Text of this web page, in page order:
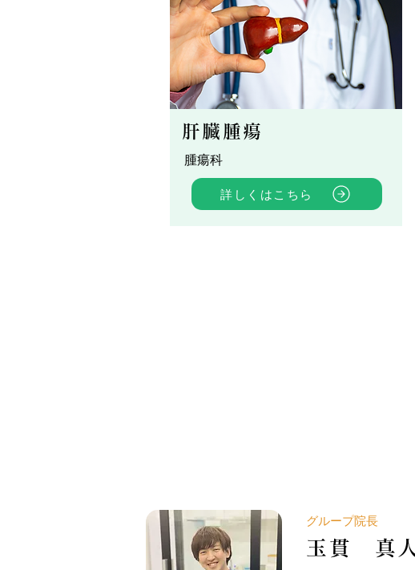
肝臓腫瘍
腫瘍科
詳しくはこちら
グループ院長
玉貫 真人